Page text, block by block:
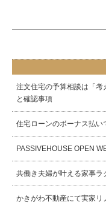
注文住宅の予算相談は「
と確認事項
住宅ローンのボーナス払
PASSIVEHOUSE OPEN
共働き夫婦が叶える家事ラ
かきがわ不動産にて実家リ